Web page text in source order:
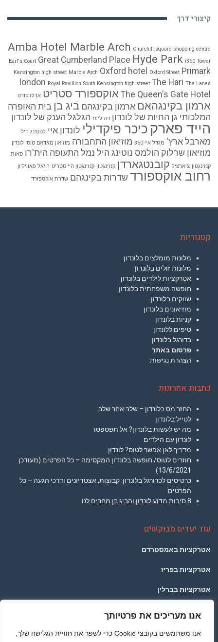
אנו מעריכים את פרטיותך
אנו משתמשים בקובצי Cookie כדי לשפר את חוויית הגלישה שלך,
קיצורי דרך
Amba Hotel Marble Arch Churchill square shopping centre
Earl's Court Great Cumberland Place Hyde Park i360 Tower
Kensington high street Marble Arch Oxford hotel Oxford Street Primark
london Royal Pavillion South Kensington high street The Hari The Lanes
The Queen's Gate Hotel אוקספורד סטריט ארלז קורט
ארמון בקינגהאם ארמון בקינגהם ביג בן בית האופרה
המלכותי גן החיות של לונדון דה ליינז הגלגל הענק של לונדון
הייד פארק כיכר פיקדילי לונדון איי לנוטינג היל
מארבל ארץ' מגדל איי-360 מוזיאון התחבורה מוזיאון מאדאם טוסו לונדון
מוזיאון שרלוק הולמס נוטינג היל נמל התעופה הית'רו סאות
קנזינגטון צ'ארציל קובנטגארדן קנזינגטון קנזינגטון היי סטריט רויאל פאוויליון
רחוב אוקספורד שדרות בקינגהם שדרת אוקספורד
קטגוריות
מלונות מומלצים בלונדון
מלונות זולים בלונדון
אטרקציות לילדים בלונדון
חופשה משפחתית בלונדון
שווקים בלונדון
מוזיאונים בלונדון
קניות בלונדון
טיפים ללונדון
כדורגל בלונדון
פרסום באתר
הצהרת נגישות
כתבות אחרונות
החזר מס בלונדון – שלב אחר שלב
לטייל בלונדון
מה יש לעשות בלונדון? אל תפספסו
לונדון עם הילדים
מדריך לאן אפשר לטוס? לונדון
חוזרים לטוס/ חופשה בלונדון המקסימה – כל הפרטים (מעודכן
13/6/2021)
כרטיסים לכדורגל בלונדון: קבוצות, אצטדיונים ודרכי הגעה – כל
הפרטים
8 סיבות מדוע לונדון והביג בן מחכים לנו
עוד יעדים מבוקשים
אטרקציות באמסטרדם
אטרקציות בפריז
אטרקציות בברלין